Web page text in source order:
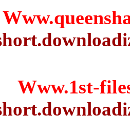
http://
http://